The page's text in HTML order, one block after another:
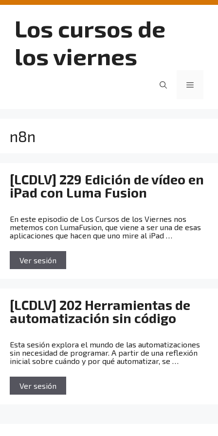
Saltar
contenidoLos cursos de
los viernes
Menú
n8n
[LCDLV] 229 Edición de vídeo en
iPad con Luma Fusion
En este episodio de Los Cursos de los Viernes nos
metemos con LumaFusion, que viene a ser una de esas
aplicaciones que hacen que uno mire al iPad …
Ver sesión
[LCDLV] 202 Herramientas de
automatización sin código
Esta sesión explora el mundo de las automatizaciones
sin necesidad de programar. A partir de una reflexión
inicial sobre cuándo y por qué automatizar, se …
Ver sesión